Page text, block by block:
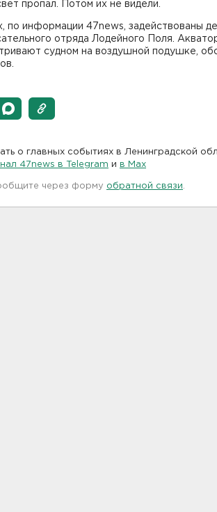
пропал. Потом их не видели.
по информации 47news, задействованы
отряда Лодейного Поля.
судном на воздушной подушке,
о главных событиях в Ленинградской
47news в Telegram и в Maх
через форму обратной связи